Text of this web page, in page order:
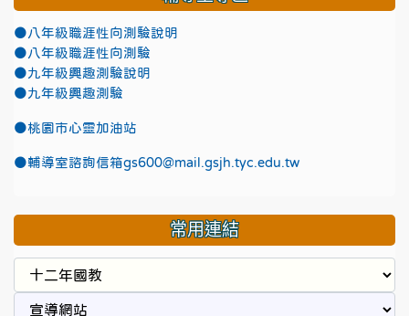
●八年級職涯性向測驗說明
●八年級職涯性向測驗
●九年級興趣測驗說明
●九年級興趣測驗
●桃園市心靈加油站
●輔導室諮詢信箱gs600@mail.gsjh.tyc.edu.tw
常用連結